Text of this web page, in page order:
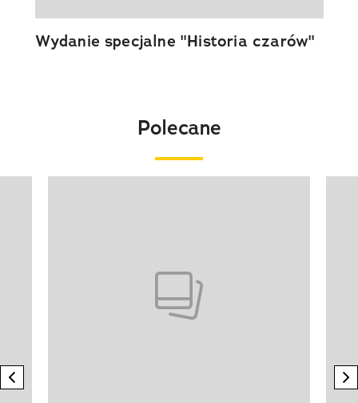
Wydanie specjalne "Historia czarów"
Polecane
previous element